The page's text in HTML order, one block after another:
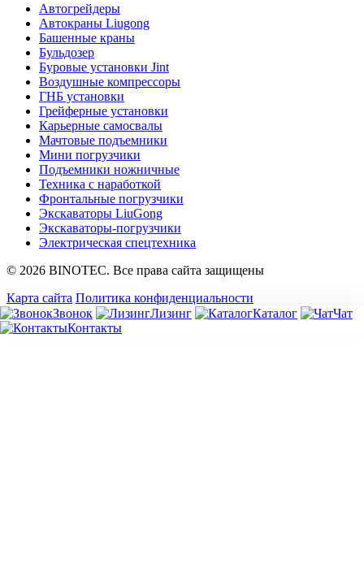
Автогрейдеры
Автокраны Liugong
Башенные краны
Бульдозер
Буровые установки Jint
Воздушные компрессоры
ГНБ установки
Грейферные установки
Карьерные самосвалы
Мачтовые подъемники
Мини погрузчики
Подъемники ножничные
Техника с наработкой
Фронтальные погрузчики
Экскаваторы LiuGong
Экскаваторы-погрузчики
Электрическая спецтехника
© 2026 BINOTEC. Все права сайта защищены
Карта сайта Политика конфиденциальности
Звонок
Лизинг Каталог
Чат
Контакты